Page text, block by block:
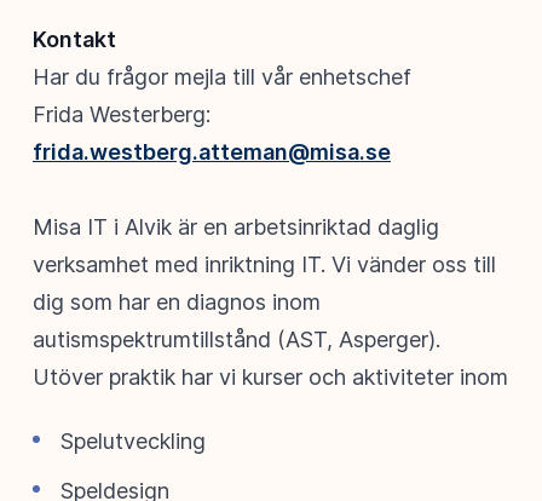
Kontakt
Har du frågor mejla till vår enhetschef
Frida Westerberg:
frida.westberg.atteman@misa.se
Misa IT i Alvik är en arbetsinriktad daglig
verksamhet med inriktning IT. Vi vänder oss till
dig som har en diagnos inom
autismspektrumtillstånd (AST, Asperger).
Utöver praktik har vi kurser och aktiviteter inom
Spelutveckling
Speldesign